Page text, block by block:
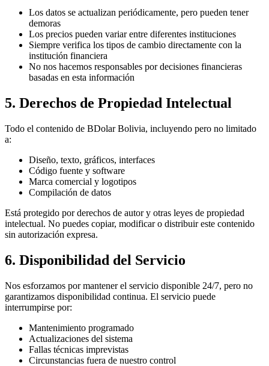
Los datos se actualizan periódicamente, pero pueden tener
demoras
Los precios pueden variar entre diferentes instituciones
Siempre verifica los tipos de cambio directamente con la
institución financiera
No nos hacemos responsables por decisiones financieras
basadas en esta información
5. Derechos de Propiedad Intelectual
Todo el contenido de BDolar Bolivia, incluyendo pero no limitado
a:
Diseño, texto, gráficos, interfaces
Código fuente y software
Marca comercial y logotipos
Compilación de datos
Está protegido por derechos de autor y otras leyes de propiedad
intelectual. No puedes copiar, modificar o distribuir este contenido
sin autorización expresa.
6. Disponibilidad del Servicio
Nos esforzamos por mantener el servicio disponible 24/7, pero no
garantizamos disponibilidad continua. El servicio puede
interrumpirse por:
Mantenimiento programado
Actualizaciones del sistema
Fallas técnicas imprevistas
Circunstancias fuera de nuestro control